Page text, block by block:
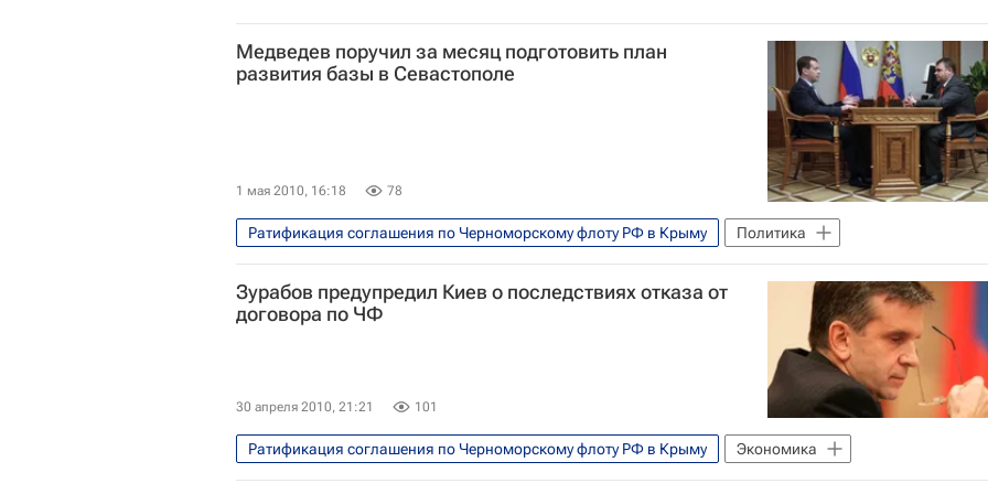
Медведев поручил за месяц подготовить план
развития базы в Севастополе
1 мая 2010, 16:18 78
Ратификация соглашения по Черноморскому флоту РФ в Крыму Политика
Зурабов предупредил Киев о последствиях отказа от
договора по ЧФ
30 апреля 2010, 21:21 101
Ратификация соглашения по Черноморскому флоту РФ в Крыму Экономика